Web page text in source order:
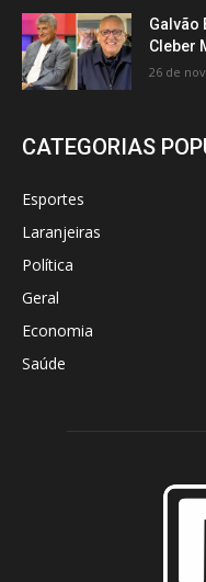
Galvão
Cleber
26 de
CATEGORIAS
Esportes
Laranjeiras
Política
Geral
Economia
Saúde